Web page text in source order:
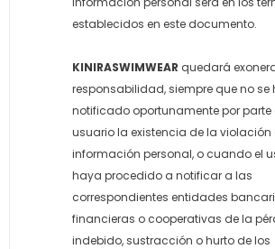
establecidos en este documento.
KINIRASWIMWEAR quedará
responsabilidad, siempre que no se
notificado oportunamente por parte
usuario la existencia de la violación
información personal, o cuando el
haya procedido a notificar a las
correspondientes entidades
financieras o cooperativas de la
indebido, sustracción o hurto de los